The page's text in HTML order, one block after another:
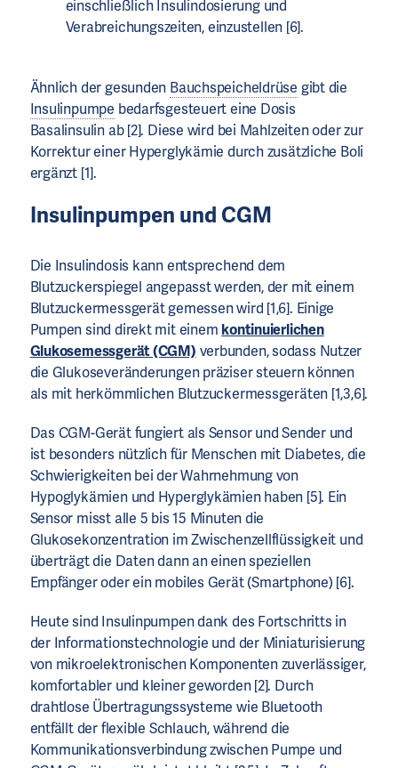
einschließlich Insulindosierung und
Verabreichungszeiten, einzustellen [6].
Ähnlich der gesunden Bauchspeicheldrüse gibt die
Insulinpumpe bedarfsgesteuert eine Dosis
Basalinsulin ab [2]. Diese wird bei Mahlzeiten oder zur
Korrektur einer Hyperglykämie durch zusätzliche Boli
ergänzt [1].
Insulinpumpen und CGM
Die Insulindosis kann entsprechend dem
Blutzuckerspiegel angepasst werden, der mit einem
Blutzuckermessgerät gemessen wird [1,6]. Einige
Pumpen sind direkt mit einem kontinuierlichen
Glukosemessgerät (CGM) verbunden, sodass Nutzer
die Glukoseveränderungen präziser steuern können
als mit herkömmlichen Blutzuckermessgeräten [1,3,6].
Das CGM-Gerät fungiert als Sensor und Sender und
ist besonders nützlich für Menschen mit Diabetes, die
Schwierigkeiten bei der Wahrnehmung von
Hypoglykämien und Hyperglykämien haben [5]. Ein
Sensor misst alle 5 bis 15 Minuten die
Glukosekonzentration im Zwischenzellflüssigkeit und
überträgt die Daten dann an einen speziellen
Empfänger oder ein mobiles Gerät(Smartphone) [6].
Heute sind Insulinpumpen dank des Fortschritts in
der Informationstechnologie und der Miniaturisierung
von mikroelektronischen Komponenten zuverlässiger,
komfortabler und kleiner geworden [2]. Durch
drahtlose Übertragungssysteme wie Bluetooth
entfällt der flexible Schlauch, während die
Kommunikationsverbindung zwischen Pumpe und